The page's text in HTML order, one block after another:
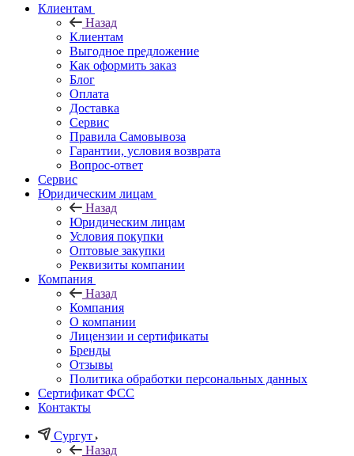
Клиентам
Назад
Клиентам
Выгодное предложение
Как оформить заказ
Блог
Оплата
Доставка
Сервис
Правила Самовывоза
Гарантии, условия возврата
Вопрос-ответ
Сервис
Юридическим лицам
Назад
Юридическим лицам
Условия покупки
Оптовые закупки
Реквизиты компании
Компания
Назад
Компания
О компании
Лицензии и сертификаты
Бренды
Отзывы
Политика обработки персональных данных
Сертификат ФСС
Контакты
Сургут
Назад